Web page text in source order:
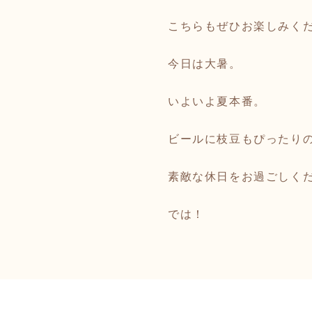
こちらもぜひお楽しみく
今日は大暑。
いよいよ夏本番。
ビールに枝豆もぴったり
素敵な休日をお過ごしく
では！